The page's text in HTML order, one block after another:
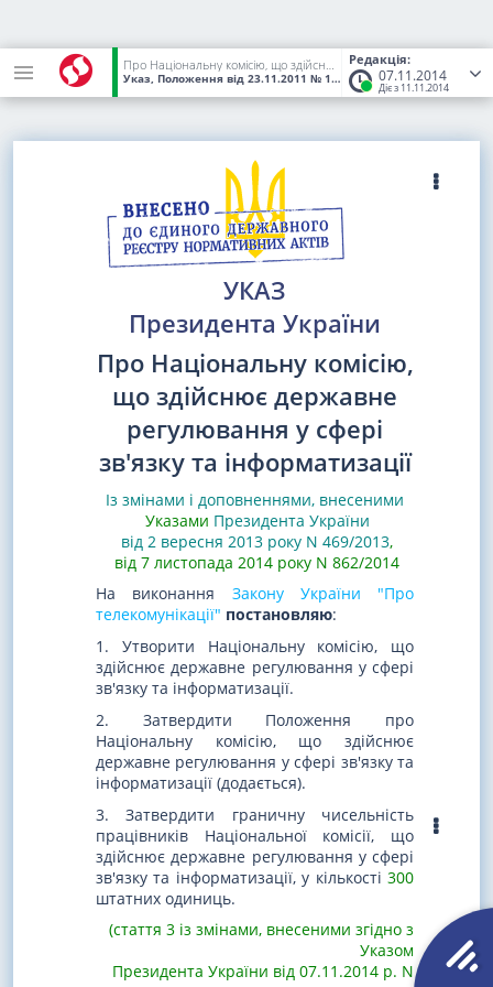
Редакція:
07.11.2014
Діє з 11.11.2014
Про Національну комісію, що здійснює державне регулювання у сфері зв'язку та інформатизації
Указ, Положення від 23.11.2011 № 1067/2011 (Статус:Чинний)
УКАЗ
Президента України
Про Національну комісію,
що здійснює державне
регулювання у сфері
зв'язку та інформатизації
Із змінами і доповненнями, внесеними
Указами Президента України
від 2 вересня 2013 року N 469/2013,
від 7 листопада 2014 року N 862/2014
На виконання Закону України "Про
телекомунікації" постановляю:
1. Утворити Національну комісію, що
здійснює державне регулювання у сфері
зв'язку та інформатизації.
2. Затвердити Положення про
Національну комісію, що здійснює
державне регулювання у сфері зв'язку та
інформатизації (додається).
3. Затвердити граничну чисельність
працівників Національної комісії, що
здійснює державне регулювання у сфері
зв'язку та інформатизації, у кількості 300
штатних одиниць.
(стаття 3 із змінами, внесеними згідно з
Указом
Президента України від 07.11.2014 р. N